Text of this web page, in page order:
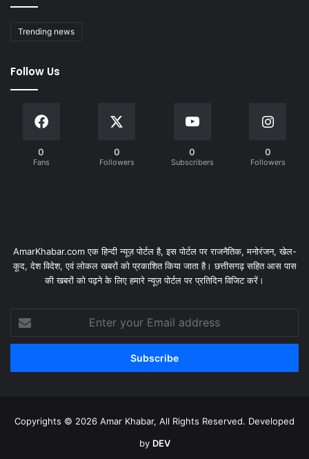
Trending news
Follow Us
0
Fans
0
Followers
0
Subscribers
0
Followers
AmarKhabar.com एक हिन्दी न्यूज़ पोर्टल है, इस पोर्टल पर राजनैतिक, मनोरंजन, खेल-
कूद, देश विदेश, एवं लोकल खबरों को प्रकाशित किया जाता है। छत्तीसगढ़ सहित आस पास
की खबरों को पढ़ने के लिए हमारे न्यूज़ पोर्टल पर प्रतिदिन विजिट करें।
your
Email
Copyrights © 2026 Amar Khabar, All Rights Reserved. Developed
by DEV